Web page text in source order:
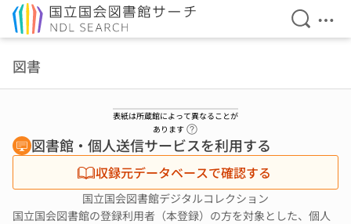
検索を
メ
図書
表紙は所蔵館によって異なることが
あります
図書館・個人送信サービスを利用する
収録元データベースで確認する
国立国会図書館デジタルコレクション
国立国会図書館の登録利用者（本登録）の方を対象とした、個人